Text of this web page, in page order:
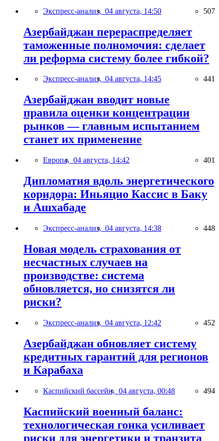
Экспресс-анализ, 04 августа, 14:50 507
Азербайджан перераспределяет
таможенные полномочия: сделает
ли реформа систему более гибкой?
Экспресс-анализ, 04 августа, 14:45 441
Азербайджан вводит новые
правила оценки концентрации
рынков — главным испытанием
станет их применение
Европа, 04 августа, 14:42 401
Дипломатия вдоль энергетического
коридора: Иньяцио Кассис в Баку
и Ашхабаде
Экспресс-анализ, 04 августа, 14:38 448
Новая модель страхования от
несчастных случаев на
производстве: система
обновляется, но снизятся ли
риски?
Экспресс-анализ, 04 августа, 12:42 452
Азербайджан обновляет систему
кредитных гарантий для регионов
и Карабаха
Каспийский бассейн, 04 августа, 00:48 494
Каспийский военный баланс:
технологическая гонка усиливает
риски для энергетики и транзита